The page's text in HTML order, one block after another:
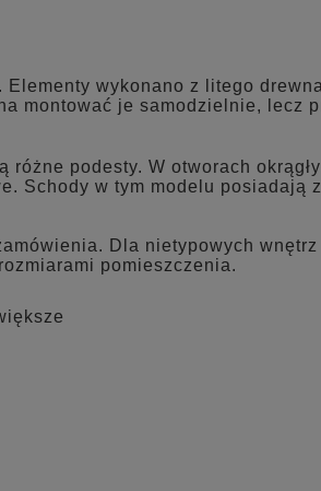
wykonano z litego
montować je samodzielnie, lecz
podesty. W otworach
Schody w tym modelu posiadają
Dla nietypowych
pomieszczenia.